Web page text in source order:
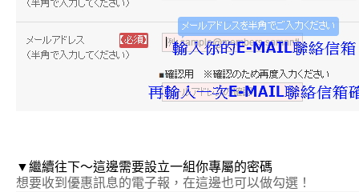
▼繼續往下～這邊需要設立一組你專屬的密碼
想要收到優惠訊息的電子報，在這邊也可以做勾選！